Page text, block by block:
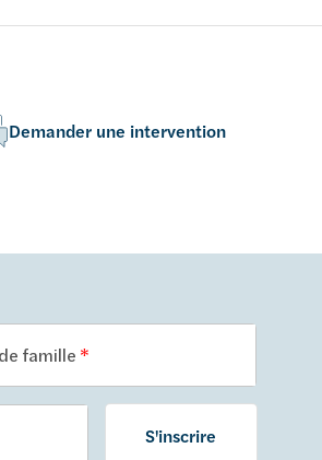
-
Demander une intervention
famille
S'inscrire